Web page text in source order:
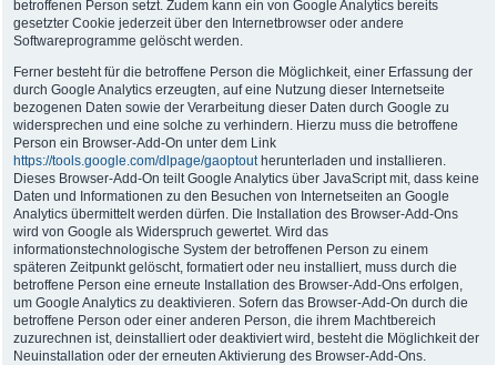
betroffenen Person setzt. Zudem kann ein von Google Analytics bereits
gesetzter Cookie jederzeit über den Internetbrowser oder andere
Softwareprogramme gelöscht werden.
Ferner besteht für die betroffene Person die Möglichkeit, einer Erfassung der
durch Google Analytics erzeugten, auf eine Nutzung dieser Internetseite
bezogenen Daten sowie der Verarbeitung dieser Daten durch Google zu
widersprechen und eine solche zu verhindern. Hierzu muss die betroffene
Person ein Browser-Add-On unter dem Link
https://tools.google.com/dlpage/gaoptoutherunterladen und installieren.
Dieses Browser-Add-On teilt Google Analytics über JavaScript mit, dass keine
Daten und Informationen zu den Besuchen von Internetseiten an Google
Analytics übermittelt werden dürfen. Die Installation des Browser-Add-Ons
wird von Google als Widerspruch gewertet. Wird das
informationstechnologische System der betroffenen Person zu einem
späteren Zeitpunkt gelöscht, formatiert oder neu installiert, muss durch die
betroffene Person eine erneute Installation des Browser-Add-Ons erfolgen,
um Google Analytics zu deaktivieren. Sofern das Browser-Add-On durch die
betroffene Person oder einer anderen Person, die ihrem Machtbereich
zuzurechnen ist, deinstalliert oder deaktiviert wird, besteht die Möglichkeit der
Neuinstallation oder der erneuten Aktivierung des Browser-Add-Ons.